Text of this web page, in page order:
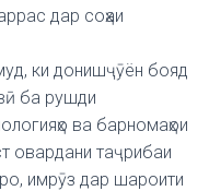
дар соҳаи
ки донишҷӯён бояд
ба рушди
ва барномаҳои
овардани таҷрибаи
имрӯз дар шароити